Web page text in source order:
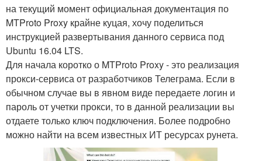
на текущий момент официальная документация по
MTProto Proxy крайне куцая, хочу поделиться
инструкцией развертывания данного сервиса под
Ubuntu 16.04 LTS.
Для начала коротко о MTProto Proxy - это реализация
прокси-сервиса от разработчиков Телеграма. Если в
обычном случае вы в явном виде передаете логин и
пароль от учетки прокси, то в данной реализации вы
отдаете только ключ подключения. Более подробно
можно найти на всем известных ИТ ресурсах рунета.